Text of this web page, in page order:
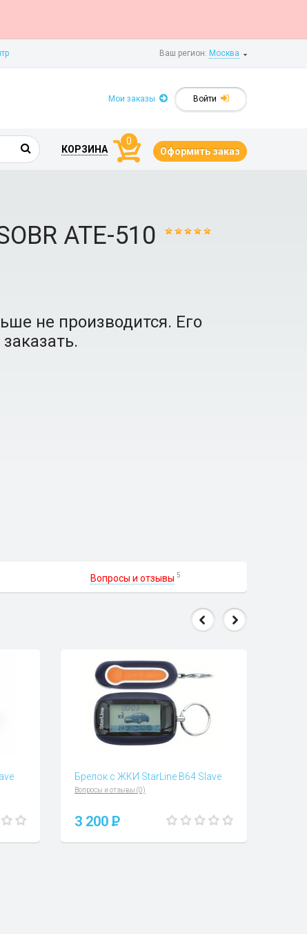
Ваш регион: Москва
Войти
Мои заказы
КОРЗИНА
0
Оформить заказ
АТЕ-510
не производится. Его
Вопросы и отзывы 5
Брелок с ЖКИ StarLine B64 Slave
Вопросы и отзывы (0)
3 200 P